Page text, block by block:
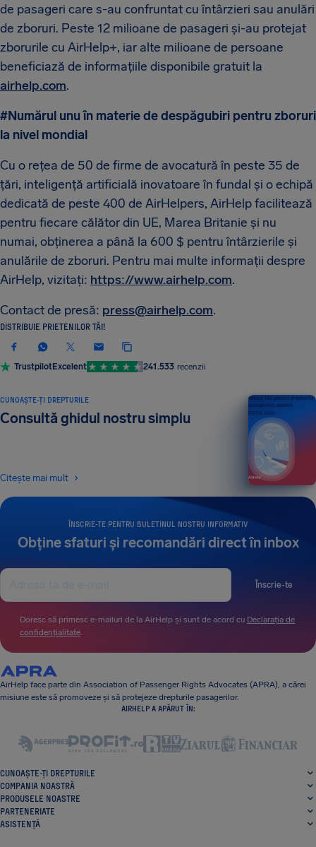
de pasageri care s-au confruntat cu întârzieri sau anulări
de zboruri. Peste 12 milioane de pasageri și-au protejat
zborurile cu AirHelp+, iar alte milioane de persoane
beneficiază de informațiile disponibile gratuit la
airhelp.com.
#Numărul unu în materie de despăgubiri pentru zboruri
la nivel mondial
Cu o rețea de 50 de firme de avocatură în peste 35 de
țări, inteligență artificială inovatoare în fundal și o echipă
dedicată de peste 400 de AirHelpers, AirHelp facilitează
pentru fiecare călător din UE, Marea Britanie și nu
numai, obținerea a până la 600 $ pentru întârzierile și
anulările de zboruri. Pentru mai multe informații despre
AirHelp, vizitați: https://www.airhelp.com.
Contact de presă: press@airhelp.com.
DISTRIBUIE PRIETENILOR TĂI!
TrustpilotExcelent 241.533 recenzii
ÎNSCRIE-TE PENTRU BULETINUL NOSTRU INFORMATIV
Obține sfaturi și recomandări direct în inbox
Înscrie-te
Doresc să primesc e-mailuri de la AirHelp și sunt de acord cu Declarația de
confidențialitate.
CUNOAȘTE-ȚI DREPTURILE
Consultă ghidul nostru simplu
Citește mai mult
Ghidul tău pentru drepturile
pasagerilor aerieni
EDIȚIA 2026
AirHelp face parte din Association of Passenger Rights Advocates (APRA), a cărei
misiune este să promoveze și să protejeze drepturile pasagerilor.
AIRHELP A APĂRUT ÎN:
CUNOAȘTE-ȚI DREPTURILE
COMPANIA NOASTRĂ
PRODUSELE NOASTRE
PARTENERIATE
ASISTENȚĂ